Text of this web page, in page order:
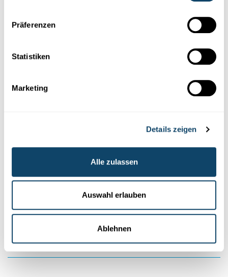
Präferenzen
Statistiken
Marketing
Details zeigen
Alle zulassen
Auswahl erlauben
Ablehnen
MEET THE SCIENTISTS
Jean-Yves Ferrand, Research Nurse
Studien, alsowissenschaftlichenStudien mit Patienten oder
LIH,CIEC,NCER-PD